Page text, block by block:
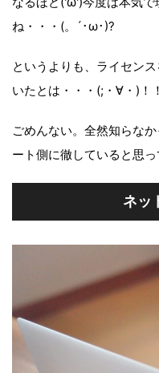
ね・・・(。´･ω･)?
というよりも、ライセン
いたとは・・・(;・∀・)！
ごめんない。全然知らな
ート側に徹していると思
ネッ